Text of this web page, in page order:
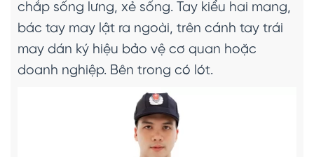
chắp sống lưng, xẻ sống. Tay kiểu hai mang,
bác tay may lật ra ngoài, trên cánh tay trái
may dán ký hiệu bảo vệ cơ quan hoặc
doanh nghiệp. Bên trong có lót.